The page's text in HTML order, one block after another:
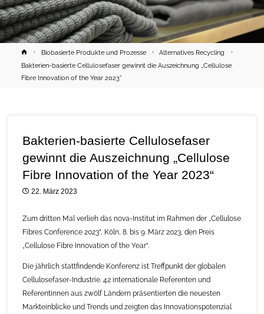
HomeBiobasierte Produkte und Prozesse
Alternatives Recycling
Bakterien-basierte Cellulosefaser gewinnt die Auszeichnung „Cellulose
Fibre Innovation of the Year 2023“
Bakterien-basierte Cellulosefaser
gewinnt die Auszeichnung „Cellulose
Fibre Innovation of the Year 2023“
22. März 2023
Zum dritten Mal verlieh das nova-Institut im Rahmen der „Cellulose
Fibres Conference 2023“, Köln, 8. bis 9. März 2023, den Preis
„Cellulose Fibre Innovation of the Year“.
Die jährlich stattfindende Konferenz ist Treffpunkt der globalen
Cellulosefaser-Industrie. 42 internationale Referenten und
Referentinnen aus zwölf Ländern präsentierten die neuesten
Markteinblicke und Trends und zeigten das Innovationspotenzial